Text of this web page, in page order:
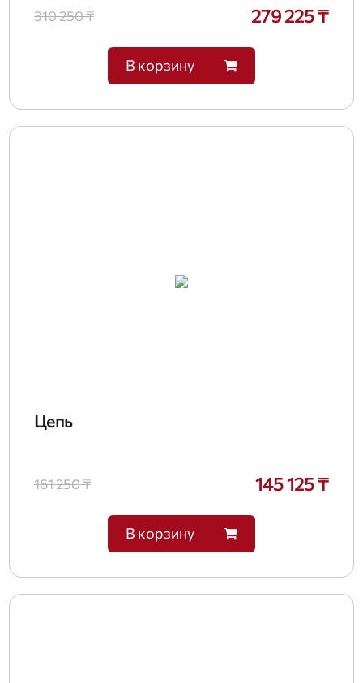
310 250 ₸ 279 225 ₸
В корзину
Цепь
161 250 ₸ 145 125 ₸
В корзину